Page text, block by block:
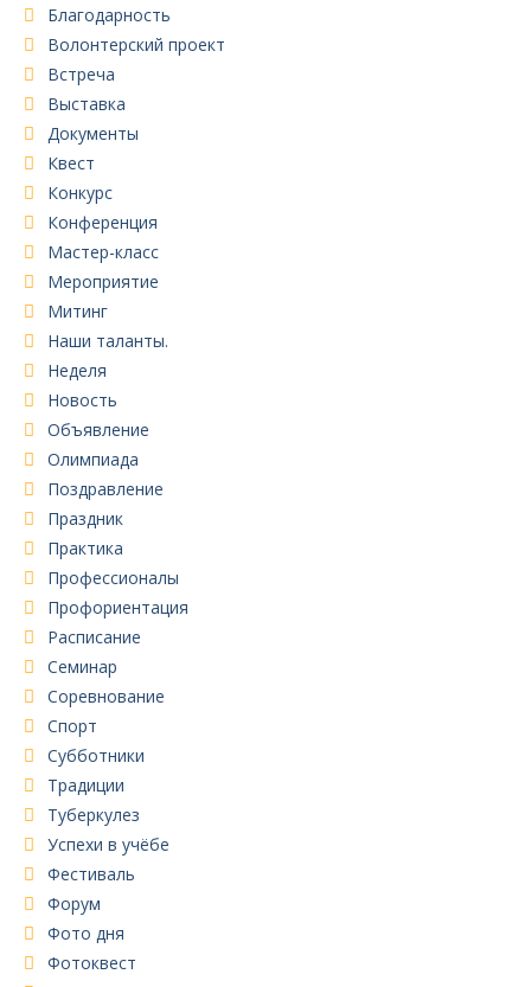
Благодарность
Волонтерский проект
Встреча
Выставка
Документы
Квест
Конкурс
Конференция
Мастер-класс
Мероприятие
Митинг
Наши таланты.
Неделя
Новость
Объявление
Олимпиада
Поздравление
Праздник
Практика
Профессионалы
Профориентация
Расписание
Семинар
Соревнование
Спорт
Субботники
Традиции
Туберкулез
Успехи в учёбе
Фестиваль
Форум
Фото дня
Фотоквест